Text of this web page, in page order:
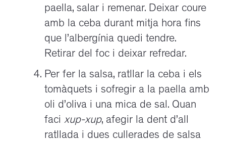
paella, salar i remenar. Deixar coure
amb la ceba durant mitja hora fins
que l’albergínia quedi tendre.
Retirar del foc i deixar refredar.
Per fer la salsa, ratllar la ceba i els
tomàquets i sofregir a la paella amb
oli d’oliva i una mica de sal. Quan
faci xup-xup, afegir la dent d’all
ratllada i dues cullerades de salsa